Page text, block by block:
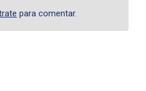
para comentar.